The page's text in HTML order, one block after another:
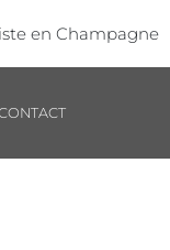
en Champagne